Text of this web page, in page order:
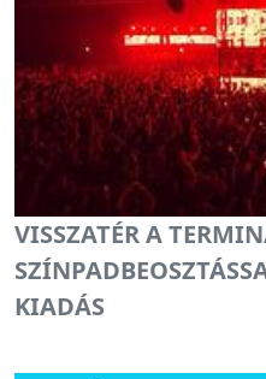
VISSZATÉR A
KIADÁS